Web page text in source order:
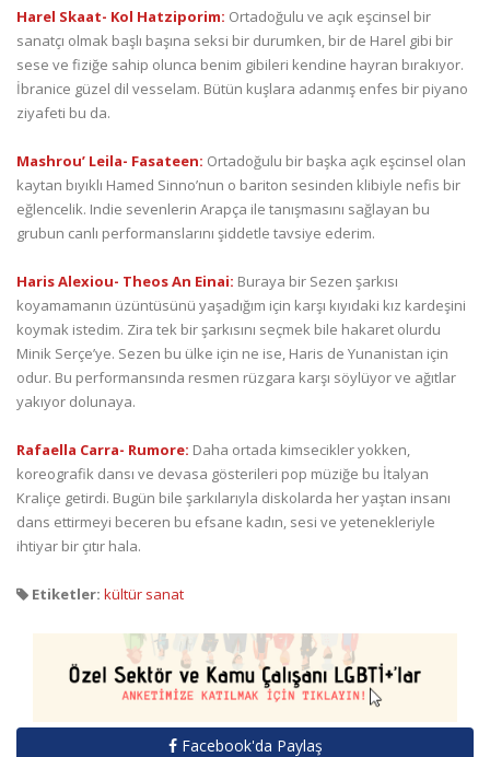
Harel Skaat- Kol Hatziporim: Ortadoğulu ve açık eşcinsel bir
sanatçı olmak başlı başına seksi bir durumken, bir de Harel gibi bir
sese ve fiziğe sahip olunca benim gibileri kendine hayran bırakıyor.
İbranice güzel dil vesselam. Bütün kuşlara adanmış enfes bir piyano
ziyafeti bu da.
Mashrou’ Leila- Fasateen: Ortadoğulu bir başka açık eşcinsel olan
kaytan bıyıklı Hamed Sinno’nun o bariton sesinden klibiyle nefis bir
eğlencelik. Indie sevenlerin Arapça ile tanışmasını sağlayan bu
grubun canlı performanslarını şiddetle tavsiye ederim.
Haris Alexiou- Theos An Einai: Buraya bir Sezen şarkısı
koyamamanın üzüntüsünü yaşadığım için karşı kıyıdaki kız kardeşini
koymak istedim. Zira tek bir şarkısını seçmek bile hakaret olurdu
Minik Serçe’ye. Sezen bu ülke için ne ise, Haris de Yunanistan için
odur. Bu performansında resmen rüzgara karşı söylüyor ve ağıtlar
yakıyor dolunaya.
Rafaella Carra- Rumore: Daha ortada kimsecikler yokken,
koreografik dansı ve devasa gösterileri pop müziğe bu İtalyan
Kraliçe getirdi. Bugün bile şarkılarıyla diskolarda her yaştan insanı
dans ettirmeyi beceren bu efsane kadın, sesi ve yetenekleriyle
ihtiyar bir çıtır hala.
Etiketler: kültür sanat
Facebook'da Paylaş